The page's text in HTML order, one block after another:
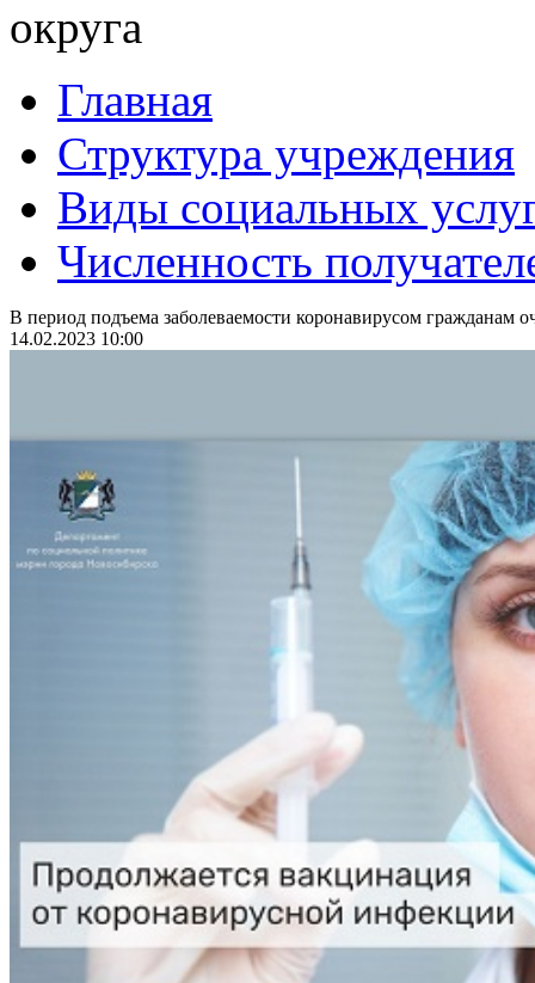
округа
Главная
Структура учреждения
Виды социальных
Численность
В период подъема заболеваемости коронавирусом гражданам
14.02.2023 10:00